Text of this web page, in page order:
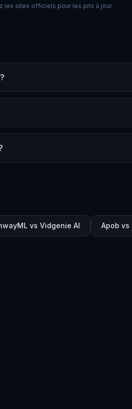
sites officiels pour les prix à jour.
vs Vidgenie AI Apob vs